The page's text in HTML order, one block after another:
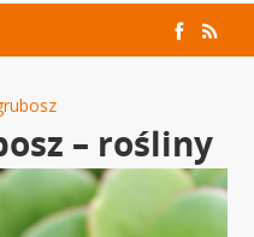
– rośliny